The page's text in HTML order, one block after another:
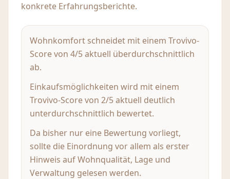
konkrete Erfahrungsberichte.
Wohnkomfort schneidet mit einem Trovivo-
Score von 4/5 aktuell überdurchschnittlich
ab.
Einkaufsmöglichkeiten wird mit einem
Trovivo-Score von 2/5 aktuell deutlich
unterdurchschnittlich bewertet.
Da bisher nur eine Bewertung vorliegt,
sollte die Einordnung vor allem als erster
Hinweis auf Wohnqualität, Lage und
Verwaltung gelesen werden.